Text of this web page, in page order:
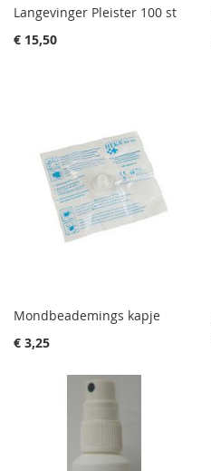
Langevinger Pleister 100 st
€ 15,50
Mondbeademings kapje
€ 3,25